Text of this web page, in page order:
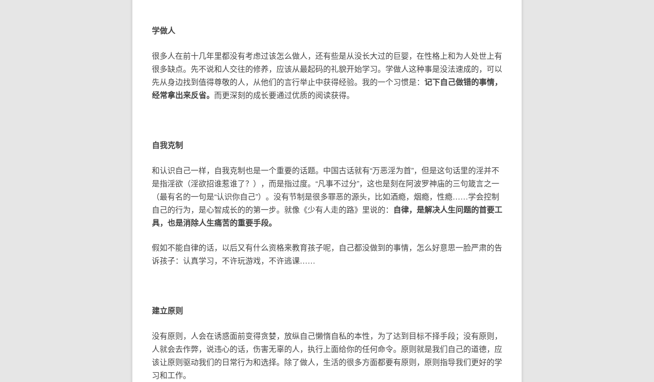
学做人
很多人在前十几年里都没有考虑过该怎么做人，还有些是从没长大过的巨婴，在性格上和为人处世上有
很多缺点。先不说和人交往的修养，应该从最起码的礼貌开始学习。学做人这种事是没法速成的，可以
先从身边找到值得尊敬的人，从他们的言行举止中获得经验。我的一个习惯是： 记下自己做错的事情，
经常拿出来反省。 而更深刻的成长要通过优质的阅读获得。
自我克制
和认识自己一样，自我克制也是一个重要的话题。中国古话就有“万恶淫为首”，但是这句话里的淫并不
是指淫欲（淫欲招谁惹谁了？），而是指过度。“凡事不过分”，这也是刻在阿波罗神庙的三句箴言之一
（最有名的一句是“认识你自己”）。没有节制是很多罪恶的源头，比如酒瘾，烟瘾，性瘾……学会控制
自己的行为，是心智成长的的第一步。就像《少有人走的路》里说的： 自律，是解决人生问题的首要工
具，也是消除人生痛苦的重要手段。
假如不能自律的话，以后又有什么资格来教育孩子呢，自己都没做到的事情，怎么好意思一脸严肃的告
诉孩子：认真学习，不许玩游戏，不许逃课……
建立原则
没有原则，人会在诱惑面前变得贪婪，放纵自己懒惰自私的本性，为了达到目标不择手段；没有原则，
人就会去作弊，说违心的话，伤害无辜的人，执行上面给你的任何命令。原则就是我们自己的道德，应
该让原则驱动我们的日常行为和选择。除了做人，生活的很多方面都要有原则，原则指导我们更好的学
习和工作。